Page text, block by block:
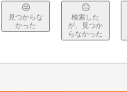
見つからな
かった
検索した
が、見つか
らなかった